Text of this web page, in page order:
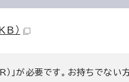
）
」が必要です。お持ちでない